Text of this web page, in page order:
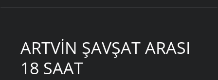
ARTVIN ŞAVŞAT ARASI
18 SAAT